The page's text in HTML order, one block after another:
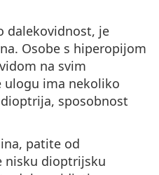
dalekovidnost, je
Osobe s hiperopijom
na svim
ulogu ima nekoliko
sposobnost
patite od
nisku dioptrijsku